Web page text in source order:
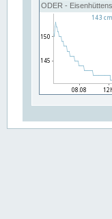
ODER -